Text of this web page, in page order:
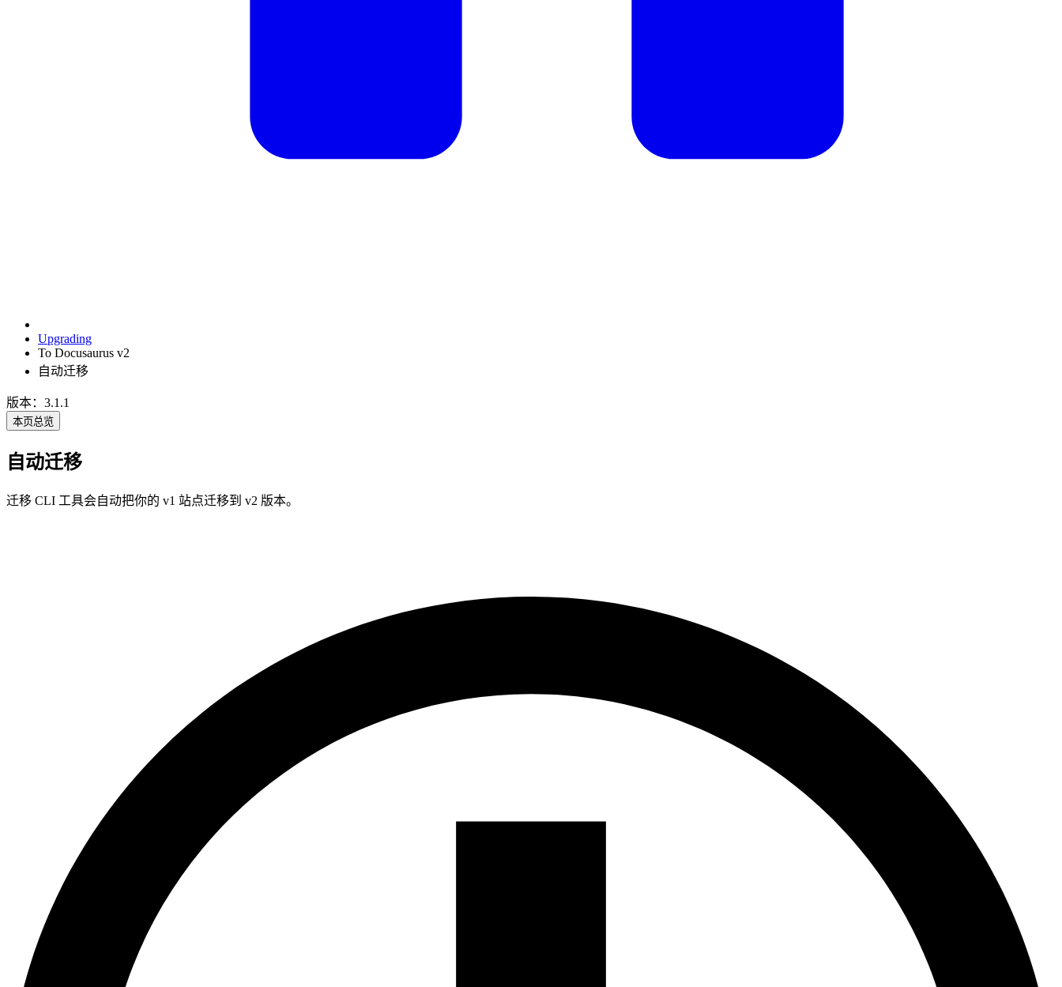
Upgrading
To Docusaurus v2
自动迁移
版本：3.1.1
本页总览
自动迁移
迁移 CLI 工具会自动把你的 v1 站点迁移到 v2 版本。